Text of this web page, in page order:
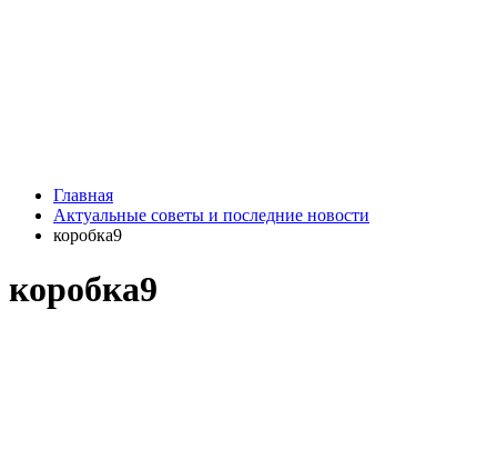
Главная
Актуальные советы и последние новости
коробка9
коробка9